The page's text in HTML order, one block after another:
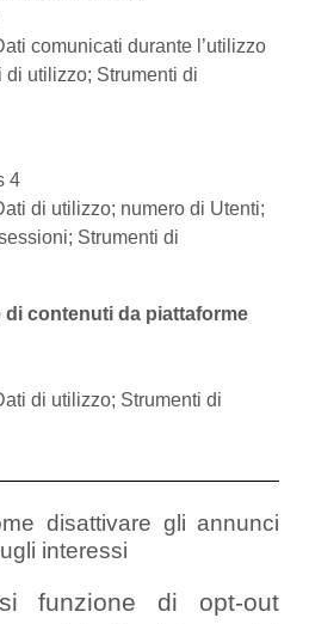
comunicati durante l’utilizzo
di utilizzo; Strumenti di
4
di utilizzo; numero di Utenti;
Strumenti di
di contenuti da piattaforme
di utilizzo; Strumenti di
disattivare gli annunci
interessi
funzione di opt-out